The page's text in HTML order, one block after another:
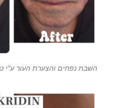
השבת נפחים והצערת העור ע"י